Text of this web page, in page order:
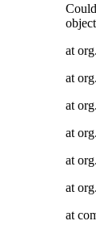
object
at
at
at
at
at
at
at